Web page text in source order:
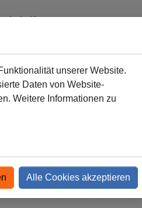
Kamen
Lernen Aktionen aus den Klassen
unserer Website.
Daten von Website-
Weitere Informationen zu
Alle Cookies akzeptieren